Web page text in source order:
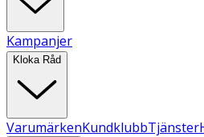
Kampanjer
Kloka Råd
VarumärkenKundklubbTjänster